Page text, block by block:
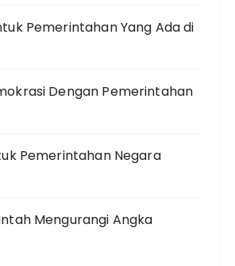
Pemerintahan Yang Ada di
Dengan Pemerintahan
Pemerintahan Negara
Mengurangi Angka